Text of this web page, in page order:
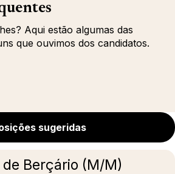
Aqui estão algumas das
que ouvimos dos candidatos.
sugeridas
Berçário (M/M)